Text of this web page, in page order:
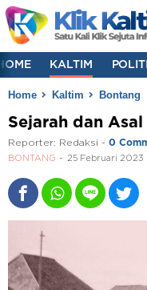
KALTIM
Home Kaltim Bontang
Sejarah dan
Reporter: Redaksi - 0
BONTANG 25 Februari 2023